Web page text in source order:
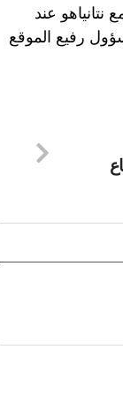
عند
رفيع الموقع